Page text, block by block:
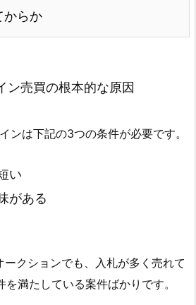
からか
ン売買の根本的な原因
ンは下記の3つの条件が必要です。
い
がある
クションでも、入札が多く売れて
満たしている案件ばかりです。